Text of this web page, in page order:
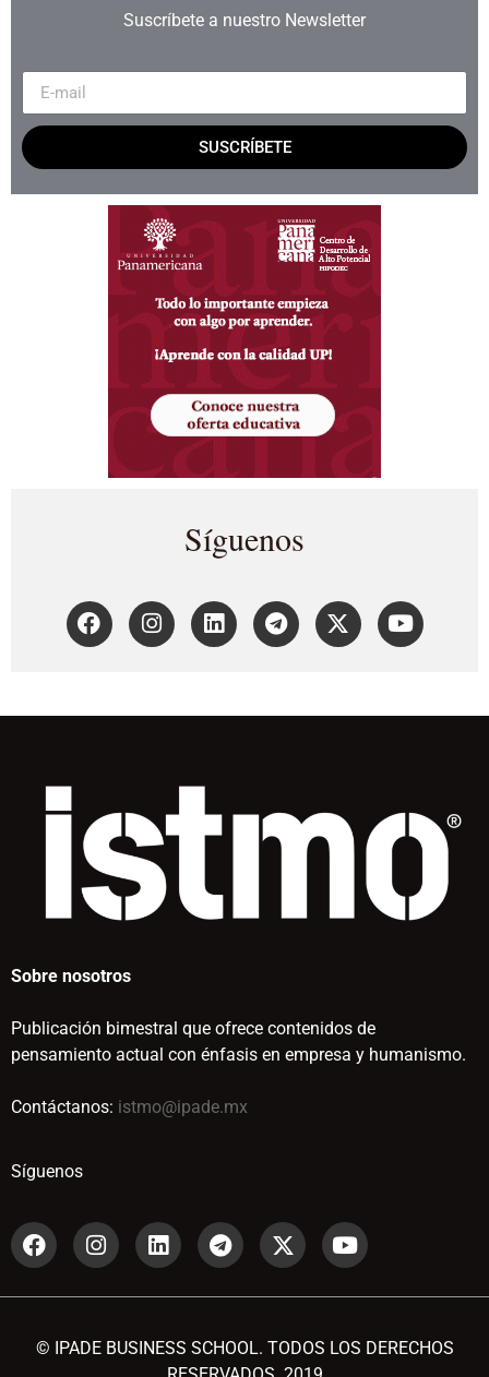
Suscríbete a nuestro Newsletter
SUSCRÍBETE
Síguenos
Sobre nosotros
Publicación bimestral que ofrece contenidos de
pensamiento actual con énfasis en empresa y humanismo.
Contáctanos: istmo@ipade.mx
Síguenos
© IPADE BUSINESS SCHOOL. TODOS LOS DERECHOS